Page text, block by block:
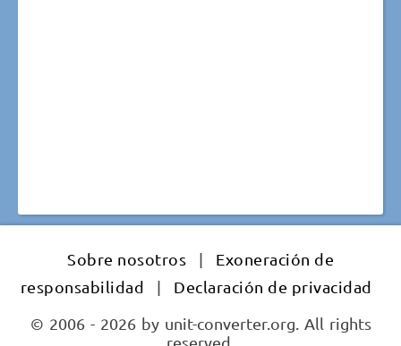
Sobre nosotros |
Exoneración de
responsabilidad
|
Declaración de privacidad
© 2006 - 2026 by unit-converter.org. All rights
reserved.